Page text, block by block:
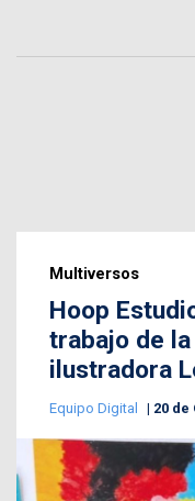
Multiversos
Hoop
trabajo de
ilustradora
Equipo Digital 20 de